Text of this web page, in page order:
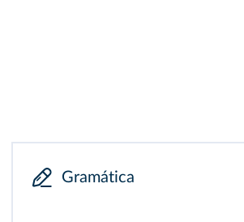
Gramática